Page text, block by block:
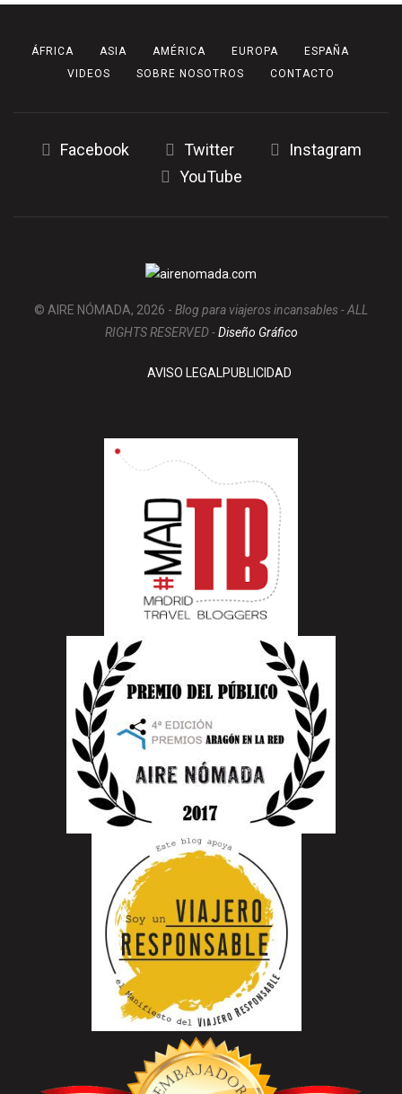
ÁFRICA ASIA AMÉRICA EUROPA
ESPAÑA
VIDEOS
SOBRE NOSOTROS CONTACTO
Facebook Twitter
Instagram
YouTube
© AIRE NÓMADA, 2026 - Blog para viajeros incansables - ALL
RIGHTS RESERVED -Diseño Gráfico
AVISO LEGALPUBLICIDAD